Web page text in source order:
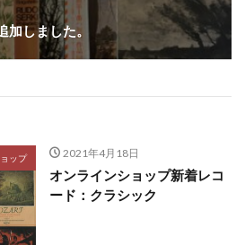
加しました。
ップ 2021年4月18日
オンラインショップ新着レコ
ード：クラシック